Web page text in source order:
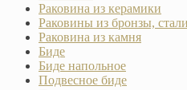
Раковина из керамики
Раковины из бронзы,
Раковина из камня
Биде
Биде напольное
Подвесное биде